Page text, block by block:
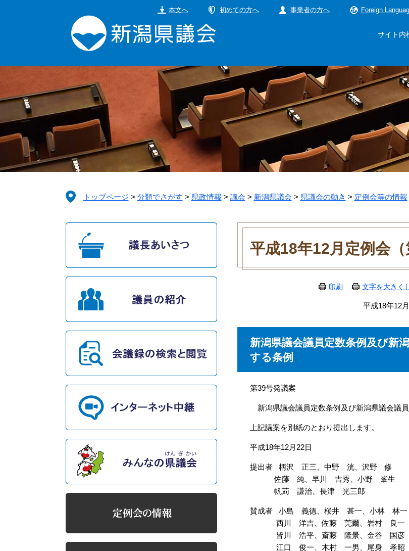
頭
飛
て
へ
本文へ 初めての方へ 事業者の方へ Foreign
サイト内
トップページ > 分類でさがす > 県政情報 > 議会 > 新潟県議会 > 県議会の動き > 定例会等の情報
本
平成18年12月定例会（
印刷 文字を大きく
平成18年12
新潟県議会議員定数条例及び新
する条例
第39号発議案
新潟県議会議員定数条例及び新潟県議会議
上記議案を別紙のとおり提出します。
平成18年12月22日
提出者 柄沢 正三、中野 洸、沢野 修
佐藤 純、早川 吉秀、小野 峯生
帆苅 謙治、長津 光三郎
賛成者 小島 義徳、桜井 甚一、小林 林一
西川 洋吉、佐藤 莞爾、岩村 良一
皆川 浩平、斎藤 隆景、金谷 国彦
江口 俊一、木村 一男、尾身 孝昭